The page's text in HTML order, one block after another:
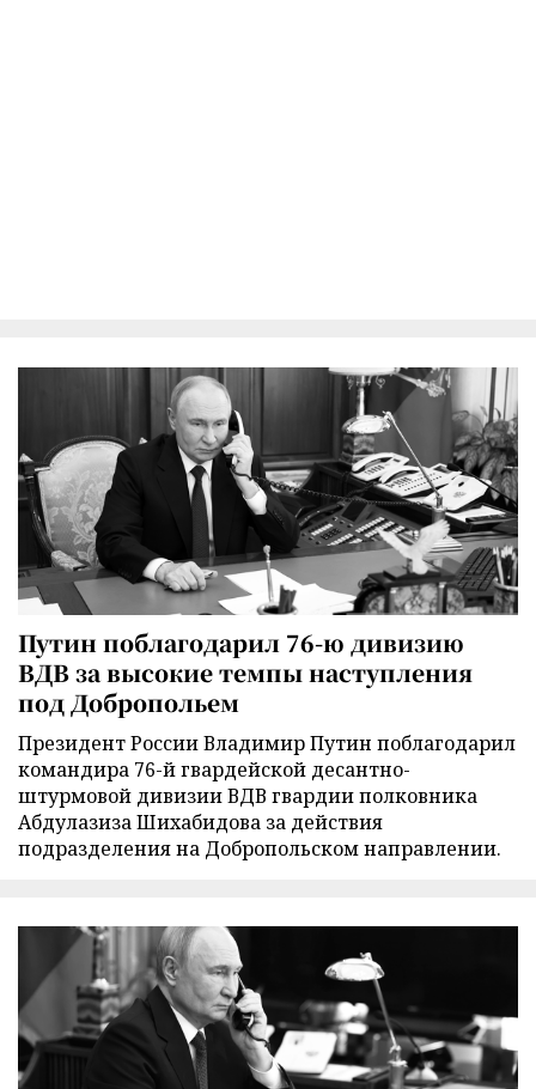
Путин поблагодарил 76-ю дивизию
ВДВ за высокие темпы наступления
под Добропольем
Президент России Владимир Путин поблагодарил
командира 76-й гвардейской десантно-
штурмовой дивизии ВДВ гвардии полковника
Абдулазиза Шихабидова за действия
подразделения на Добропольском направлении.